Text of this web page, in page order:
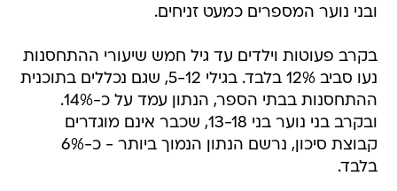
ובני נוער המספרים כמעט זניחים.
בקרב פעוטות וילדים עד גיל חמש שיעורי ההתחסנות
נעו סביב 12% בלבד. בגילי 5-12, שגם נכללים בתוכנית
ההתחסנות בבתי הספר, הנתון עמד על כ-14%.
ובקרב בני נוער בני 13-18, שכבר אינם מוגדרים
קבוצת סיכון, נרשם הנתון הנמוך ביותר - כ-6%
בלבד.